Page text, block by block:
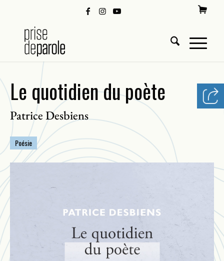
Le quotidien du poète
Patrice Desbiens
Poésie